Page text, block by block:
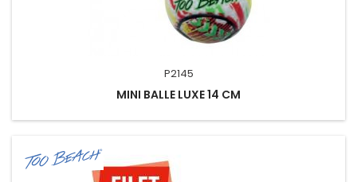
P2145
MINI BALLE LUXE 14 CM